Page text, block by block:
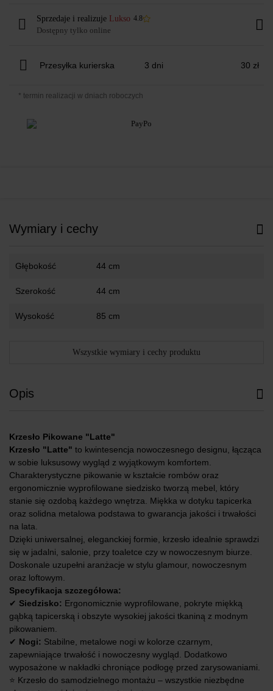
Sprzedaje i realizuje Lukso 4.8
Dostępny tylko online
Przesyłka kurierska 3 dni 30 zł
* termin realizacji w dniach roboczych
Wymiary i cechy
Głębokość 44 cm
Szerokość 44 cm
Wysokość 85 cm
Wszystkie wymiary i cechy produktu
Opis
Krzesło Pikowane "Latte"
Krzesło "Latte" to kwintesencja nowoczesnego designu, łącząca
w sobie luksusowy wygląd z wyjątkowym komfortem.
Charakterystyczne pikowanie w kształcie rombów oraz
ergonomicznie wyprofilowane siedzisko tworzą mebel, który
stanie się ozdobą każdego wnętrza. Miękka w dotyku tapicerka
oraz solidna metalowa podstawa to gwarancja jakości i trwałości
na lata.
Dzięki uniwersalnej, eleganckiej formie, krzesło idealnie sprawdzi
się w jadalni, salonie, przy toaletce czy w nowoczesnym biurze.
Doskonale uzupełni aranżacje w stylu glamour, nowoczesnym
oraz loftowym.
Specyfikacja szczegółowa:
✔ Siedzisko: Ergonomicznie wyprofilowane, pokryte miękką
gąbką tapicerską i obszyte wysokiej jakości tkaniną z modnym
pikowaniem.
✔ Nogi: Stabilne, metalowe nogi w kolorze czarnym,
zapewniające trwałość i nowoczesny wygląd. Dodatkowo
wyposażone w nakładki chroniące podłogę przed zarysowaniami.
⭐ Krzesło do samodzielnego montażu – wszystkie niezbędne